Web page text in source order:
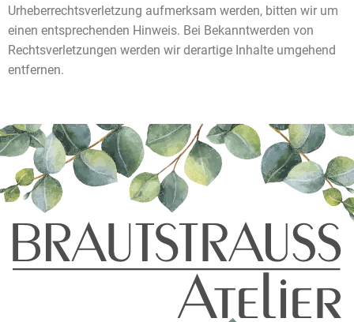
Urheberrechtsverletzung aufmerksam werden, bitten wir um
einen entsprechenden Hinweis. Bei Bekanntwerden von
Rechtsverletzungen werden wir derartige Inhalte umgehend
entfernen.